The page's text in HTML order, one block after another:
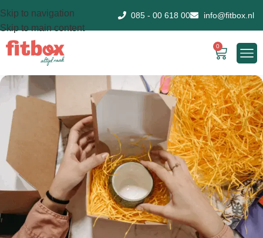
Skip to navigation
Skip to main content
085 - 00 618 00 info@fitbox.nl
0